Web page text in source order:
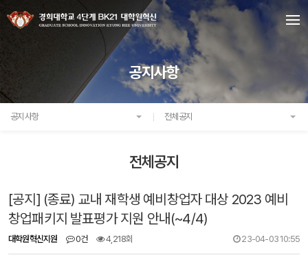
공지사항
공지사항 전체공지
전체공지
[공지] (종료) 교내 재학생 예비창업자 대상 2023 예비
창업패키지 발표평가 지원 안내(~4/4)
대학원혁신지원 0건 4,218회 23-04-03 10:55